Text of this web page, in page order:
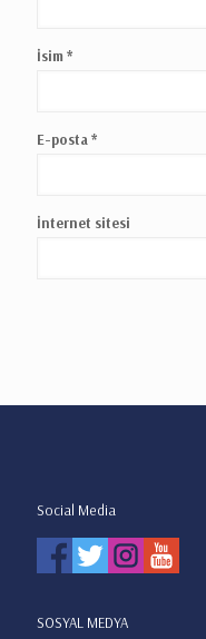
İsim *
E-posta *
İnternet sitesi
Social Media
SOSYAL MEDYA